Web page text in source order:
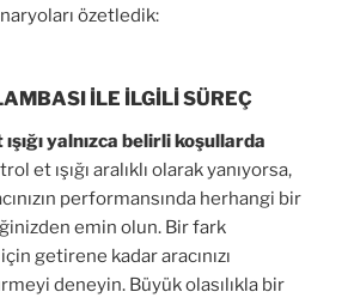
özetledik:
İLE İLGİLİ SÜREÇ
yalnızca belirli koşullarda
et ışığı aralıklı olarak yanıyorsa,
performansında herhangi bir
emin olun. Bir fark
getirene kadar aracınızı
deneyin. Büyük olasılıkla bir